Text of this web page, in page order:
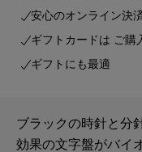
安心のオンライン決
ギフトカードは ご購
ギフトにも最適
ブラックの時針と分
効果の文字盤がバイ